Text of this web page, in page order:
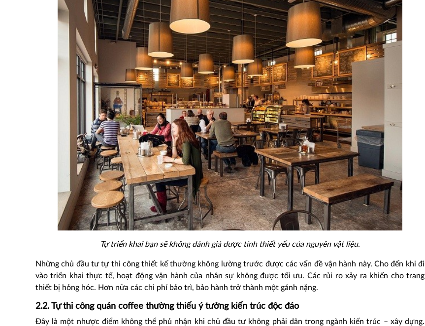
Tự triển khai bạn sẽ không đánh giá được tính thiết yếu của nguyên vật liệu.
Những chủ đầu tư tự thi công thiết kế thường không lường trước được các vấn đề vận hành này. Cho đến khi đi
vào triển khai thực tế, hoạt động vận hành của nhân sự không được tối ưu. Các rủi ro xảy ra khiến cho trang
thiết bị hỏng hóc. Hơn nữa các chi phí bảo trì, bảo hành trở thành một gánh nặng.
2.2. Tự thi công quán coffee thường thiếu ý tưởng kiến trúc độc đáo
Đây là một nhược điểm không thể phủ nhận khi chủ đầu tư không phải dân trong ngành kiến trúc – xây dựng.